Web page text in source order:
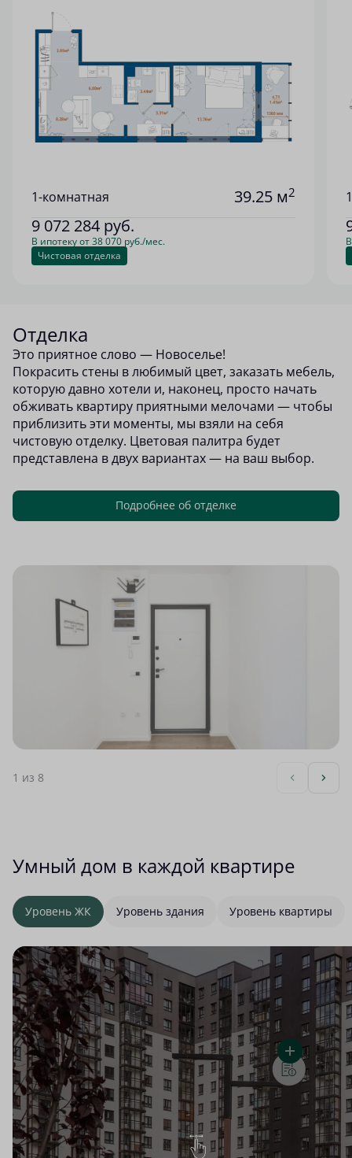
1-комнатная 39.25 м2
9 072 284 руб.
В ипотеку от 38 070 руб./мес.
Чистовая отделка
Отделка
Это приятное слово — Новоселье!
Покрасить стены в любимый цвет, заказать мебель,
которую давно хотели и, наконец, просто начать
обживать квартиру приятными мелочами — чтобы
приблизить эти моменты, мы взяли на себя
чистовую отделку. Цветовая палитра будет
представлена в двух вариантах — на ваш выбор.
Подробнее об отделке
1 из 8
Умный дом в каждой квартире
Уровень ЖК Уровень здания Уровень квартиры